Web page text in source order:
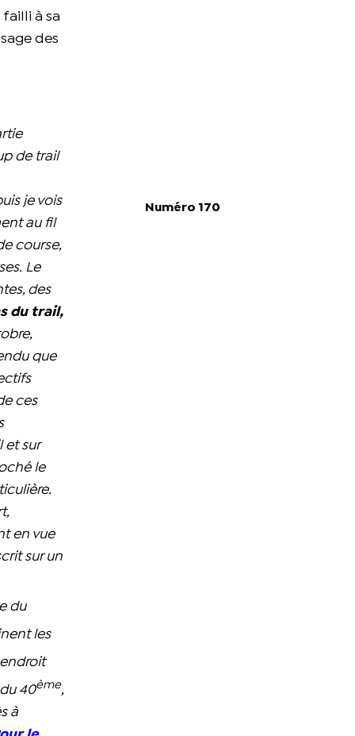
à sa
des
de trail
je vois
au fil
course,
Le
des
du trail,
que
ces
et sur
le
en vue
sur un
du
les
40ème,
à
Numéro 170